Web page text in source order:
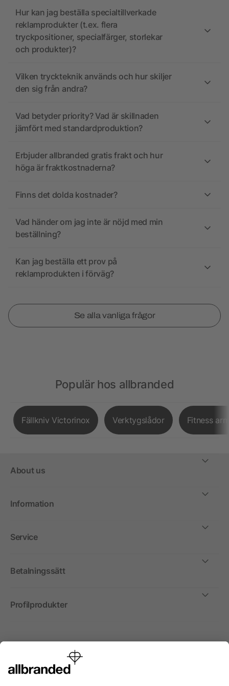
Hur kan jag beställa specialtillverkade
reklamprodukter (t.ex. flera
tryckpositioner, specialfärger, storlekar
och produkter)?
Vilken tryckteknik används och hur skiljer
den sig från andra?
Vad betyder priority? Vad är skillnaden
jämfört med standardproduktion?
Erbjuder allbranded gratis frakt och hur
höga är fraktkostnaderna?
Finns det dolda kostnader?
Vad händer om jag inte är nöjd med min
beställning?
Kan jag beställa ett prov på
reklamprodukten i förväg?
Se alla vanliga frågor
Populär hos allbranded
Fällkniv Victorinox Verktygslådor Fitness
About us
Information
Service
Betalningssätt
Profilprodukter
Internationellt